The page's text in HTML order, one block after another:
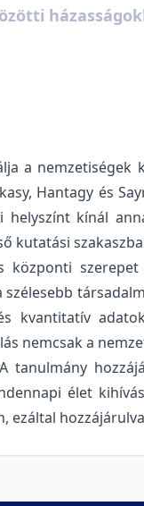
a
Hantagy és
helyszínt kínál
kutatási
szélesebb
kvantitatív
nemcsak a
élet